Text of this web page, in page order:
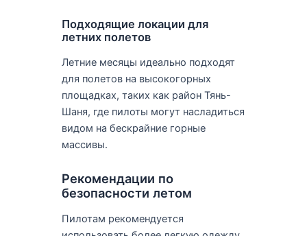
Подходящие локации для
летних полетов
Летние месяцы идеально подходят
для полетов на высокогорных
площадках, таких как район Тянь-
Шаня, где пилоты могут насладиться
видом на бескрайние горные
массивы.
Рекомендации по
безопасности летом
Пилотам рекомендуется